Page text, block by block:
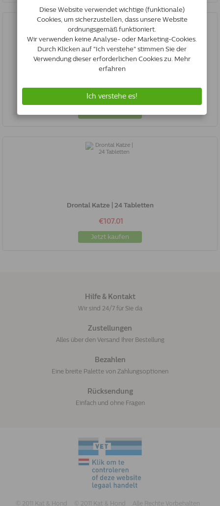
€20.71
Drontal Katze | 24 Tabletten
€107.01
Jetzt kaufen
Hilfe & Kontakt
Wir sind 24/7 für Sie da
Zustellungen
Alles über den Versand Ihrer Bestellung
Bezahlen
Eine breite Palette von Zahlungsoptionen
Rücksendung
Einfach und ohne Fragen
© 2011 Kat & Hond © 2011 Kat & Hond Alle Rechte Vorbehalten